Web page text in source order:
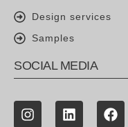
Design services
Samples
SOCIAL MEDIA